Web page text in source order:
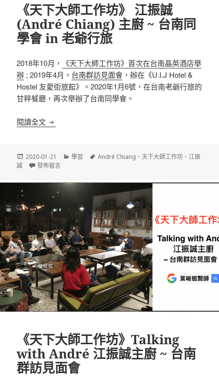
《天下大師工作坊》 江振誠
(André Chiang) 主廚 ~ 台南同
學會 in 老爺行旅
2018年10月，
《天下大師工作坊》首次在台南晶英酒店舉
辦 ; 2019年4月， 台南群訪見面會 ，辦在《U.I.J Hotel &
Hostel 友愛街旅館》。2020年1月6號，在台南老爺行旅的
甘粹餐廳，再次舉辦了台南同學會。
閱讀全文 《天下大師工作坊》 江振誠 (André Chiang) 主廚
發
佈
期:
2020-01-21
分
學習
標
André Chiang 、天下大師工作坊 、江振
誠
在〈《天下大師工作坊》 江振誠 (André Chiang) 主廚 ~ 台南同學會
發佈留言
《天下大師工作坊》Talking
with André 江振誠主廚 ~ 台南
群訪見面會